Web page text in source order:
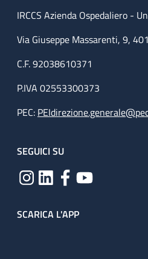
IRCCS Azienda Ospedaliero -
Via Giuseppe Massarenti, 9,
C.F. 92038610371
P.IVA 02553300373
PEC:
SEGUICI SU
SCARICA L'APP